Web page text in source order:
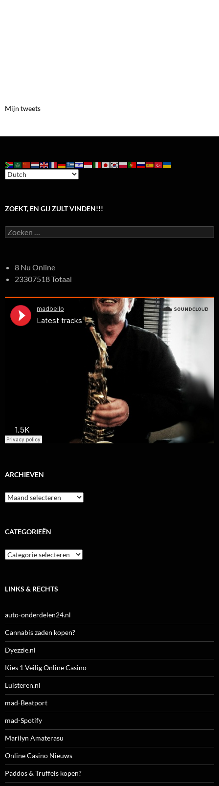
Mijn tweets
ZOEKT, EN GIJ ZULT VINDEN!!!
Zoeken
naar:
8 Nu Online
23307518 Totaal
ARCHIEVEN
Archieven
CATEGORIEËN
Categorieën
LINKS & RECHTS
auto-onderdelen24.nl
Cannabis zaden kopen?
Dyezzie.nl
Kies 1 Veilig Online Casino
Luisteren.nl
mad-Beatport
mad-Spotify
Marilyn Amaterasu
Online Casino Nieuws
Paddos & Truffels kopen?